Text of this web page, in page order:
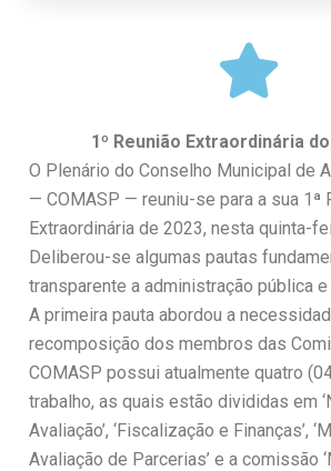
1º Reunião Extraordinária
O Plenário do Conselho Municipal de
— COMASP — reuniu-se para a sua 1ª
Extraordinária de 2023, nesta quinta-
Deliberou-se algumas pautas
transparente a administração pública
A primeira pauta abordou a
recomposição dos membros das
COMASP possui atualmente quatro
trabalho, as quais estão divididas em
Avaliação’, ‘Fiscalização e Finanças’,
Avaliação de Parcerias’ e a comissão